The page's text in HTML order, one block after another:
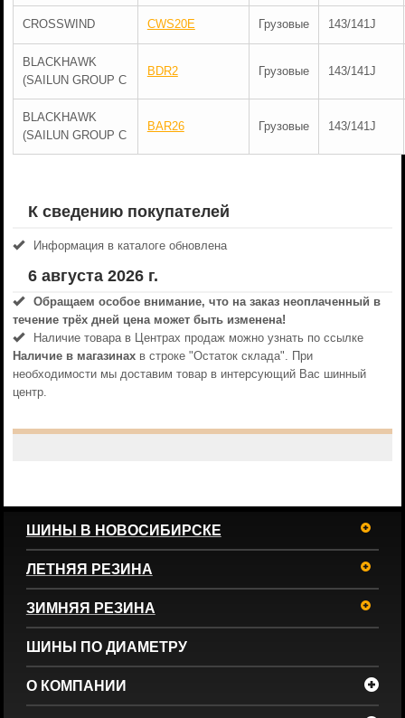
CROSSWIND CWS20E Грузовые 143/141J
BLACKHAWK
(SAILUN GROUP C
BDR2 Грузовые 143/141J
BLACKHAWK
(SAILUN GROUP C
BAR26 Грузовые 143/141J
К сведению покупателей
Информация в каталоге обновлена
6 августа 2026 г.
Обращаем особое внимание, что на заказ неоплаченный в
течениe трёх дней цена может быть изменена!
Наличие товара в Центрах продаж можно узнать по ссылке
Наличие в магазинахв строке "Остаток склада". При
необходимости мы доставим товар в интерсующий Вас шинный
центр.
ШИНЫ В НОВОСИБИРСКЕ
ЛЕТНЯЯ РЕЗИНА
ЗИМНЯЯ РЕЗИНА
ШИНЫ ПО ДИАМЕТРУ
О КОМПАНИИ